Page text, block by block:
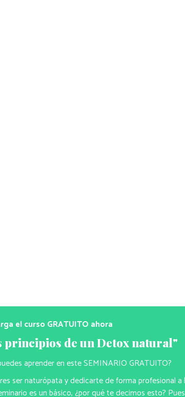
el curso GRATUITO ahora
principios de un Detox natural"
aprender en este SEMINARIO GRATUITO?
ser naturópata y dedicarte de forma profesional a
es un básico, ¿por qué te decimos esto?